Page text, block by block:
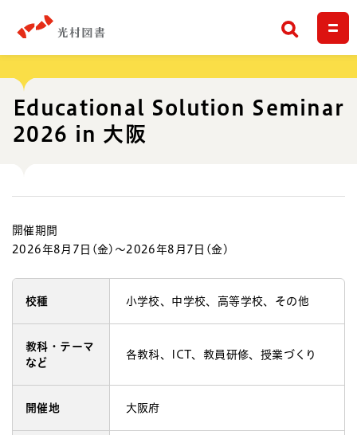
検索
Educational Solution Seminar
2026 in 大阪
開催期間
2026年8月7日(金)〜2026年8月7日(金)
校種 小学校、中学校、高等学校、その他
教科・テーマ
など
各教科、ICT、教員研修、授業づくり
開催地 大阪府